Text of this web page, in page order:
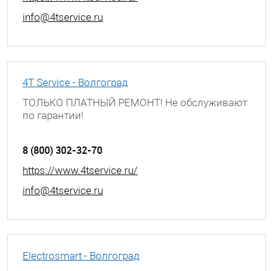
info@4tservice.ru
4T Service - Волгоград
ТОЛЬКО ПЛАТНЫЙ РЕМОНТ! Не обслуживают
по гарантии!
8 (800) 302-32-70
https://www.4tservice.ru/
info@4tservice.ru
Electrosmart - Волгоград